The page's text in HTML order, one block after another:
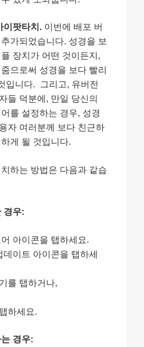
이팟타치. 이번에 배포 버
가되었습니다. 성경을 보
장치가 어떤 것이든지,
으로써 성경을 보다 빨리
입니다. 그리고, 유버전
들 덕분에, 만일 당신의
를 설정하는 경우, 성경
자 여러분께 보다 친근하
게 될 것입니다.
하는 방법은 다음과 같습
경우:
아이콘을 탭하세요.
이트 아이콘을 탭하세
를 탭하거나,
하세요.
경우: